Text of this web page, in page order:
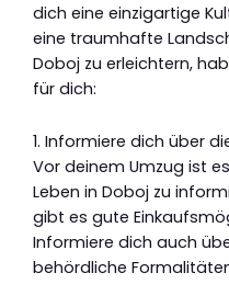
dich eine einzigartige
eine traumhafte
Doboj zu erleichtern,
für dich:
1. Informiere dich über
Vor deinem Umzug ist
Leben in Doboj zu
gibt es gute
Informiere dich auch
behördliche